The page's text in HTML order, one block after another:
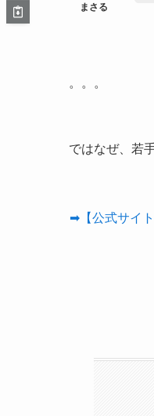
。。。
ではなぜ、若
➡【公式サイ